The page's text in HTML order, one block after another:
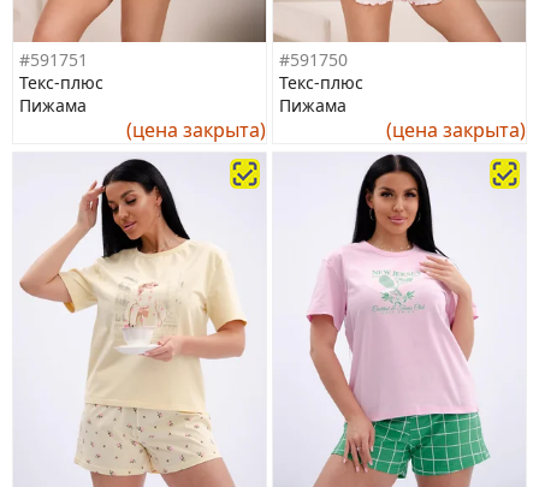
#591751
Текс-плюс
Пижама
(цена закрыта)
#591750
Текс-плюс
Пижама
(цена закрыта)